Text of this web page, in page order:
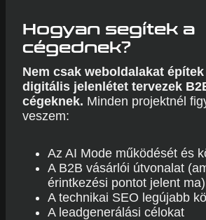
Hogyan segítek a
cégednek?
Nem csak weboldalakat
digitális jelenlétet tervezek
cégeknek. Minden projektnél
veszem:
Az AI Mode működését és
A B2B vásárlói útvonalat
érintkezési pontot jelent ma)
A technikai SEO legújabb
A leadgenerálási célokat